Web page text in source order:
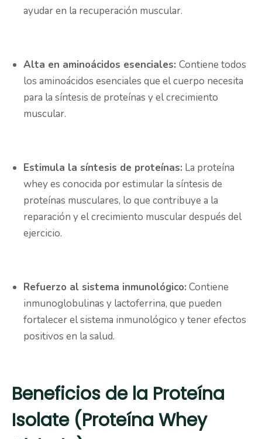
ayudar en la recuperación muscular.
Alta en aminoácidos esenciales: Contiene todos
los aminoácidos esenciales que el cuerpo necesita
para la síntesis de proteínas y el crecimiento
muscular.
Estimula la síntesis de proteínas: La proteína
whey es conocida por estimular la síntesis de
proteínas musculares, lo que contribuye a la
reparación y el crecimiento muscular después del
ejercicio.
Refuerzo al sistema inmunológico: Contiene
inmunoglobulinas y lactoferrina, que pueden
fortalecer el sistema inmunológico y tener efectos
positivos en la salud.
Beneficios de la Proteína
Isolate (Proteína Whey